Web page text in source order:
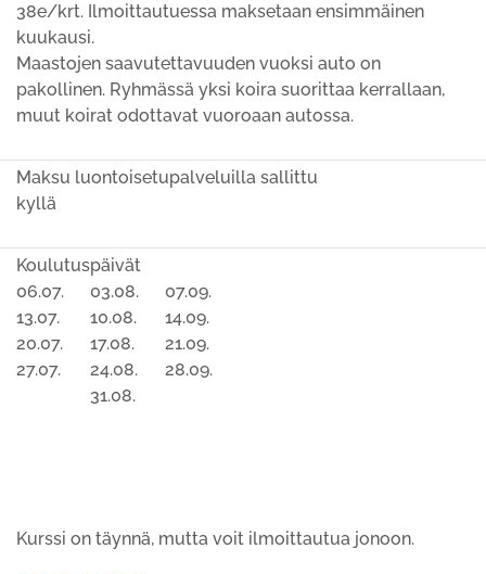
38e/krt. Ilmoittautuessa maksetaan ensimmäinen
kuukausi.
Maastojen saavutettavuuden vuoksi auto on
pakollinen. Ryhmässä yksi koira suorittaa kerrallaan,
muut koirat odottavat vuoroaan autossa.
Maksu luontoisetupalveluilla sallittu
kyllä
Koulutuspäivät
06.07.
13.07.
20.07.
27.07.
03.08.
10.08.
17.08.
24.08.
31.08.
07.09.
14.09.
21.09.
28.09.
Kurssi on täynnä, mutta voit ilmoittautua jonoon.